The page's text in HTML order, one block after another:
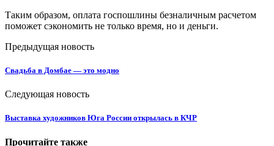
Таким образом, оплата госпошлины безналичным расчетом
поможет сэкономить не только время, но и деньги.
Предыдущая новость
Свадьба в Домбае — это модно
Следующая новость
Выставка художников Юга России открылась в КЧР
Прочитайте также